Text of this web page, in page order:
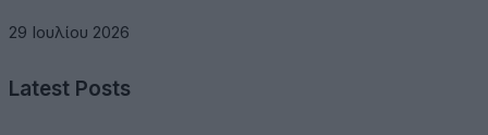
29 Ιουλίου 2026
Latest Posts